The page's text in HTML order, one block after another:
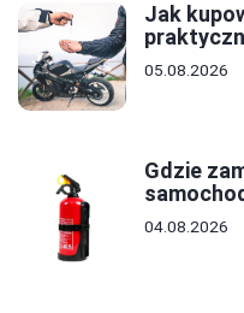
Jak
05.08.2026
Gdzie
04.08.2026